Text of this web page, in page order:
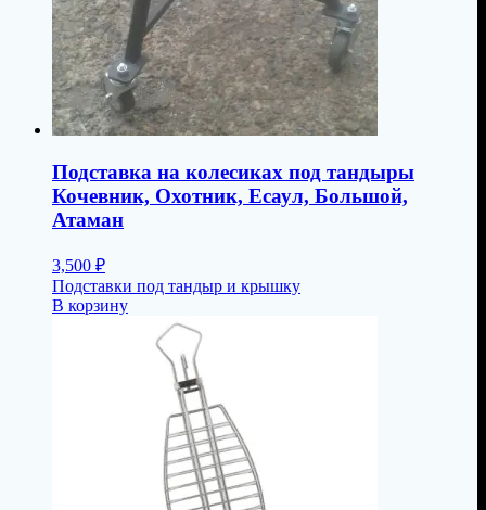
Подставка на колесиках под тандыры
Кочевник, Охотник, Есаул, Большой,
Атаман
3,500 ₽
Подставки под тандыр и крышку
В корзину